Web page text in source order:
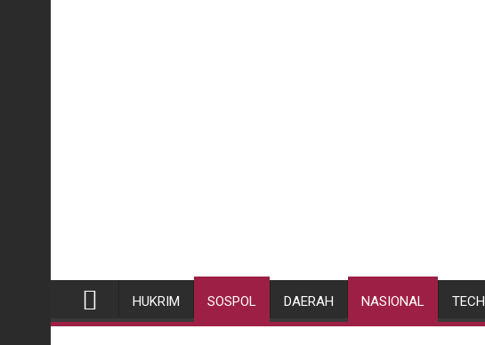
HUKRIM SOSPOL DAERAH NASIONAL